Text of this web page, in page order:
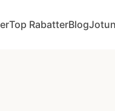
Top RabatterBlog